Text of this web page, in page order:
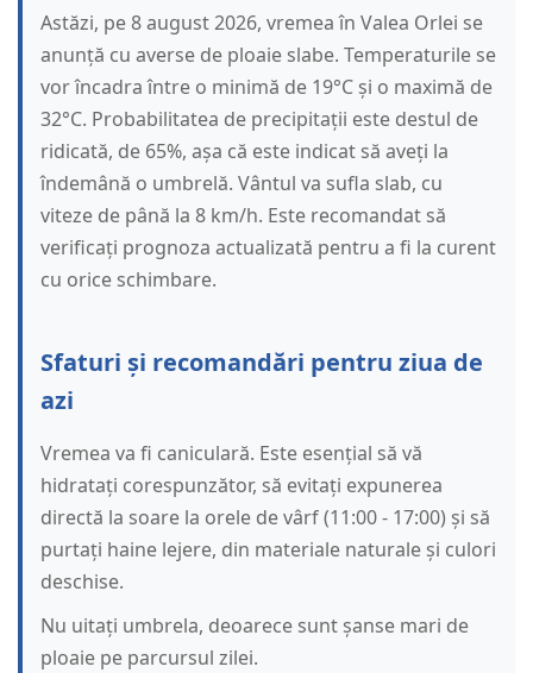
Astăzi, pe 8 august 2026, vremea în Valea Orlei se
anunță cu averse de ploaie slabe. Temperaturile se
vor încadra între o minimă de 19°C și o maximă de
32°C. Probabilitatea de precipitații este destul de
ridicată, de 65%, așa că este indicat să aveți la
îndemână o umbrelă. Vântul va sufla slab, cu
viteze de până la 8 km/h. Este recomandat să
verificați prognoza actualizată pentru a fi la curent
cu orice schimbare.
Sfaturi și recomandări pentru ziua de
azi
Vremea va fi caniculară. Este esențial să vă
hidratați corespunzător, să evitați expunerea
directă la soare la orele de vârf (11:00 - 17:00) și să
purtați haine lejere, din materiale naturale și culori
deschise.
Nu uitați umbrela, deoarece sunt șanse mari de
ploaie pe parcursul zilei.